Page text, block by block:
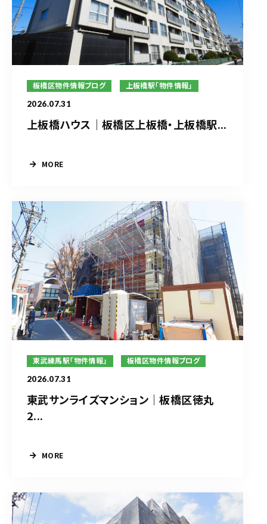
板橋区物件情報ブログ 上板橋駅「物件情報」
2026.07.31
上板橋ハウス｜板橋区上板橋・上板橋駅...
MORE
東武練馬駅「物件情報」 板橋区物件情報ブログ
2026.07.31
東武サンライズマンション｜板橋区徳丸
2...
MORE